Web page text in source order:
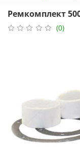
Ремкомплект
(0)